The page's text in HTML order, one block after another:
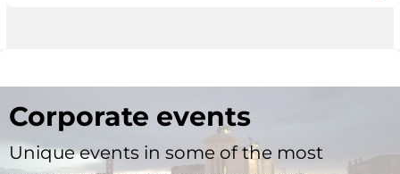
Corporate events
Unique events in some of the most